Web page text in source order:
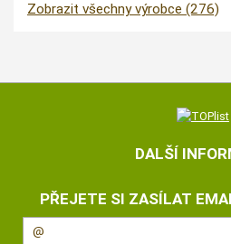
Zobrazit všechny výrobce (276)
DALŠÍ
PŘEJETE SI ZASÍLAT